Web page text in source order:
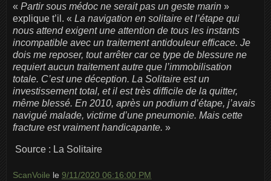
« Partir sous médoc ne serait pas un geste marin »
explique t’il. « La navigation en solitaire et l’étape qui
nous attend exigent une attention de tous les instants
incompatible avec un traitement antidouleur efficace. Je
dois me reposer, tout arrêter car ce type de blessure ne
requiert aucun traitement autre que l’immobilisation
totale. C’est une déception. La Solitaire est un
investissement total, et il est très difficile de la quitter,
même blessé. En 2010, après un podium d’étape, j’avais
navigué malade, victime d’une pneumonie. Mais cette
fracture est vraiment handicapante. »
Source : La Solitaire
ScanVoile le 9/11/2020 06:16:00 PM